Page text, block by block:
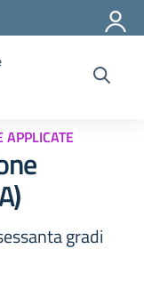
APPLICATE
gradi